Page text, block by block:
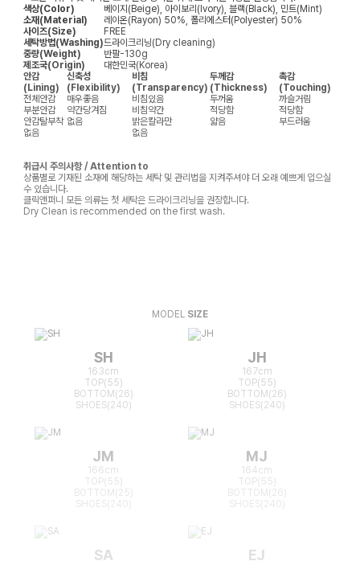
색상(Color)
베이지(Beige), 아이보리(Ivory), 블랙(Black), 민트(Mint)
소재(Material)
레이온(Rayon) 50%, 폴리에스터(Polyester) 50%
사이즈(Size)
FREE
세탁방법(Washing)드라이크리닝(Dry cleaning)
중량(Weight)
반팔-130g
제조국(Origin)
대한민국(Korea)
안감
(Lining)
신축성
(Flexibility)
비침
(Transparency)
두께감
(Thickness)
촉감
(Touching)
전체안감
매우좋음 비침있음 두꺼움
까슬거림
부분안감
약간당겨짐 비침약간 적당함
적당함
안감탈부착 없음 밝은칼라만 얇음
부드러움
없음
없음
취급시 주의사항 / Attention to
상품별로 기재된 소재에 해당하는 세탁 및 관리법을 지켜주셔야 더 오래 예쁘게 입으실
수 있습니다.
클릭앤퍼니 모든 의류는 첫 세탁은 드라이크리닝을 권장합니다.
Dry Clean is recommended on the first wash.
MODEL SIZE
SH
163cm
TOP(55)
BOTTOM(26)
SHOES(240)
JH
167cm
TOP(55)
BOTTOM(26)
SHOES(240)
JM
166cm
TOP(55)
BOTTOM(25)
MJ
164cm
TOP(55)
BOTTOM(26)
SA EJ